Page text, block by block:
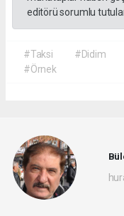
editörü sorumlu
#Taksi #Didim
#Örnek